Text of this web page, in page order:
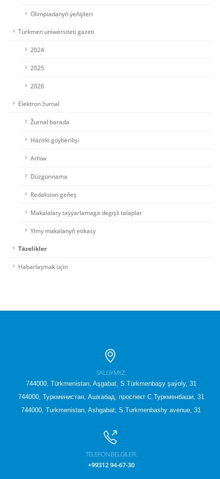
Olimpiadanyň ýeňijileri
Türkmen uniwersiteti gazeti
2024
2025
2026
Elektron žurnal
Žurnal barada
Häzirki goýberilişi
Arhiw
Düzgünnama
Redaksion geňeş
Makalalary taýýarlamaga degişli talaplar
Ylmy makalanyň etikasy
Täzelikler
Habarlaşmak üçin
SALGYMYZ:
744000, Türkmenistan, Aşgabat, S.Türkmenbaşy şaýoly, 31
744000, Туркменистан, Ашхабад, проспект С.Туркменбаши, 31
744000, Turkmenistan, Ashgabat, S.Turkmenbashy avenue, 31
TELEFON BELGILER:
+99312 94-67-30